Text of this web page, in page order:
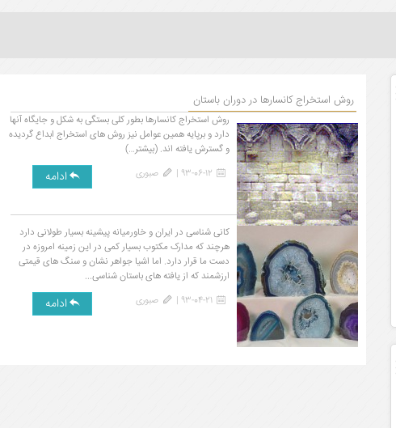
روش استخراج کانسارها در دوران باستان
روش استخراج کانسارها بطور کلی بستگی به شکل و جایگاه آنها
دارد و برپایه همین عوامل نیز روش های استخراج ابداع گردیده
و گسترش یافته اند. (بیشتر…)
صبوری ادامه
کانی شناسی
کانی شناسی در ایران و خاورمیانه پیشینه بسیار طولانی دارد
هرچند که مدارک مکتوب بسیار کمی در این زمینه امروزه در
دست ما قرار دارد. اما اشیا جواهر نشان و سنگ های قیمتی
ارزشمند که از یافته های باستان شناسی...
93-04-21 | صبوری ادامه